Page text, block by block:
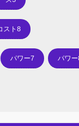
スト8
パワー7 パワー